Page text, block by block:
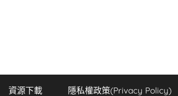
資源下載 隱私權政策(Privacy Policy)